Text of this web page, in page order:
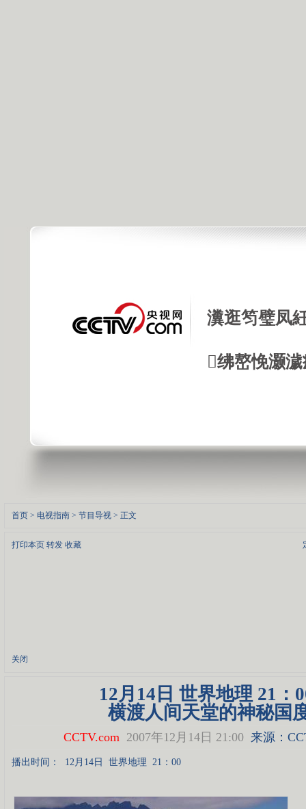
瀵逛笉璧凤
绋嶅悗灏
首页 > 电视指南 > 节目导视 > 正文
打印本页 转发 收藏
关闭
12月14日 世界地理 21：
横渡人间天堂的神秘国
CCTV.com 2007年12月14日 21:00 来源：
播出时间： 12月14日 世界地理 21：00